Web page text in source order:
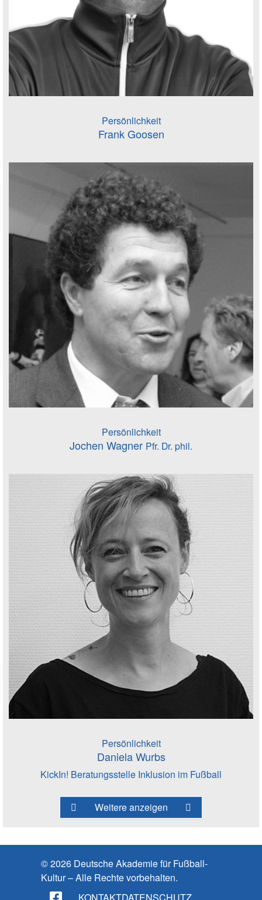
Persönlichkeit
Frank Goosen
Persönlichkeit
Jochen Wagner Pfr. Dr. phil.
Persönlichkeit
Daniela Wurbs
KickIn! Beratungsstelle Inklusion im Fußball
Weitere anzeigen
© 2026 Deutsche Akademie für Fußball-
Kultur – Alle Rechte vorbehalten.
KONTAKTDATENSCHUTZ